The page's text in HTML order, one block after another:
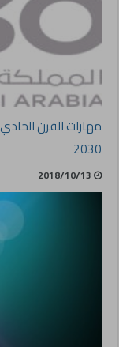
مهارات القرن
2030
2018/10/13